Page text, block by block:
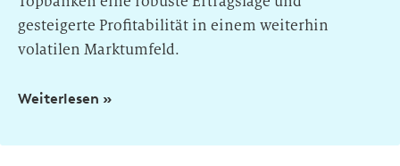
gesteigerte Profitabilität in einem weiterhin
volatilen Marktumfeld.
Weiterlesen »